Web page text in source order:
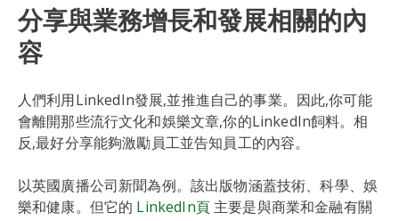
分享與業務增長和發展相關的內
容
人們利用LinkedIn發展,並推進自己的事業。因此,你可能
會離開那些流行文化和娛樂文章,你的LinkedIn飼料。相
反,最好分享能夠激勵員工並告知員工的內容。
以英國廣播公司新聞為例。該出版物涵蓋技術、科學、娛
樂和健康。但它的 LinkedIn頁主要是與商業和金融有關